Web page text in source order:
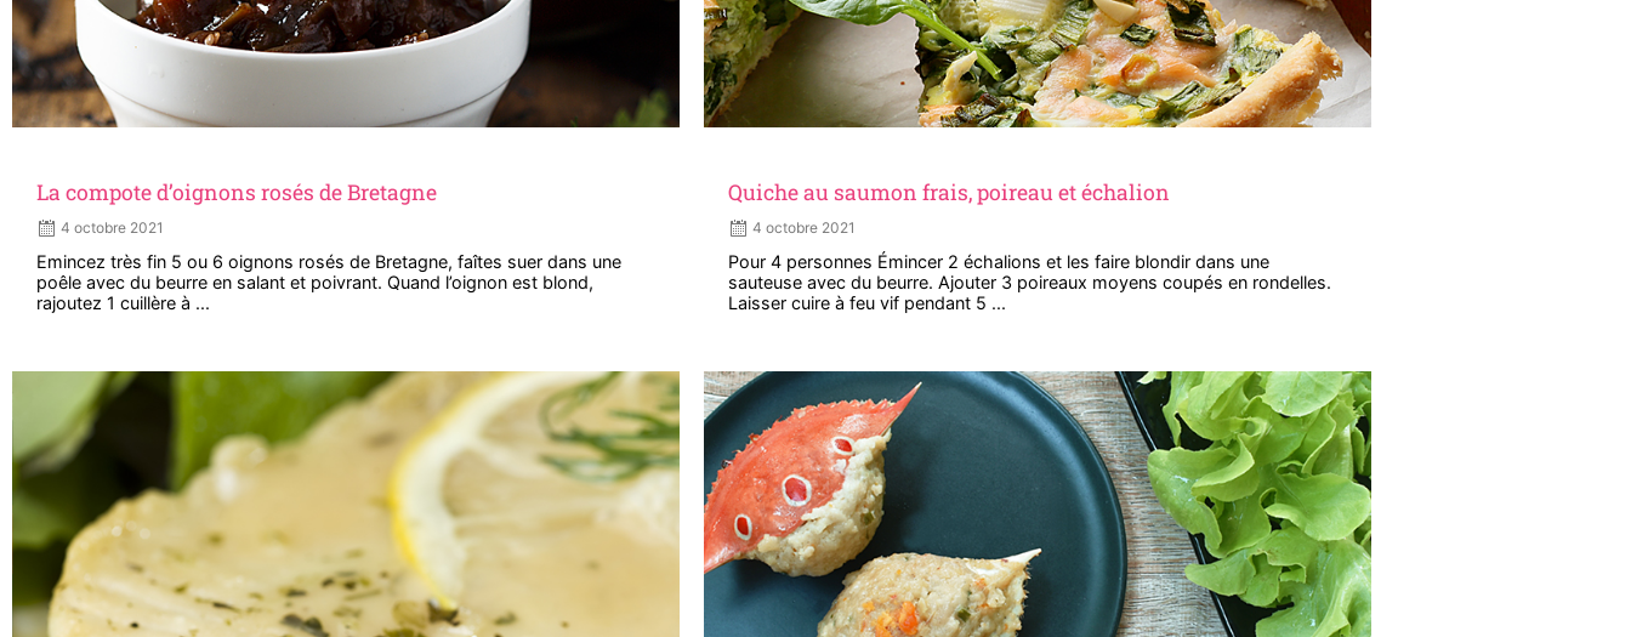
La compote d’oignons rosés de Bretagne
4 octobre 2021
Emincez très fin 5 ou 6 oignons rosés de Bretagne, faîtes suer dans une
poêle avec du beurre en salant et poivrant. Quand l’oignon est blond,
rajoutez 1 cuillère à ...
Quiche au saumon frais, poireau et échalion
4 octobre 2021
Pour 4 personnes Émincer 2 échalions et les faire blondir dans une
sauteuse avec du beurre. Ajouter 3 poireaux moyens coupés en rondelles.
Laisser cuire à feu vif pendant 5 ...